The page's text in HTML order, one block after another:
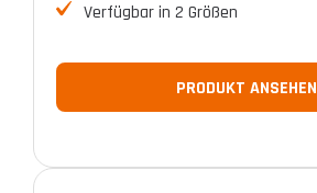
Verfügbar in 2 Größen
PRODUKT ANSEHEN